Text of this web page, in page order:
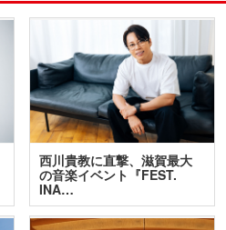
西川貴教に直撃、滋賀最大
の音楽イベント『FEST.
INA…